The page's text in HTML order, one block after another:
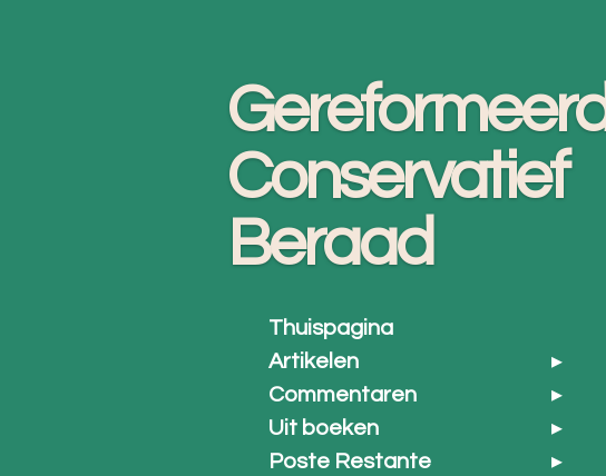
Gereformeerd
Conservatief
Beraad
Thuispagina
Artikelen
Commentaren
Uit boeken
Poste Restante